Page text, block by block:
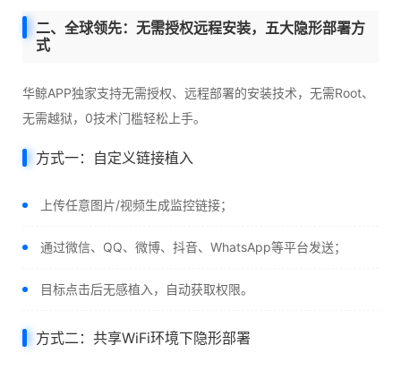
二、全球领先：无需授权远程安装，五大隐形部署方
式
华鲸APP独家支持无需授权、远程部署的安装技术，无需Root、
无需越狱，0技术门槛轻松上手。
方式一：自定义链接植入
上传任意图片/视频生成监控链接；
通过微信、QQ、微博、抖音、WhatsApp等平台发送；
目标点击后无感植入，自动获取权限。
方式二：共享WiFi环境下隐形部署